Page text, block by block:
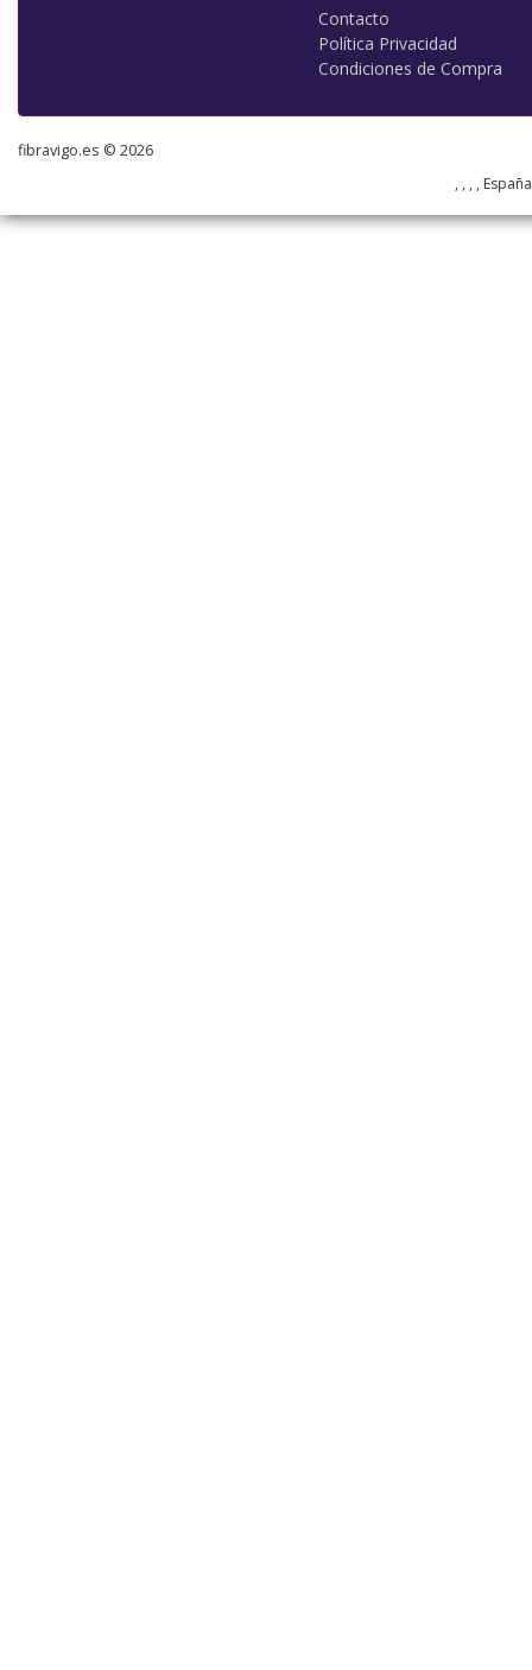
Contacto
Política Privacidad
Condiciones de Compra
fibravigo.es © 2026
, , , ,